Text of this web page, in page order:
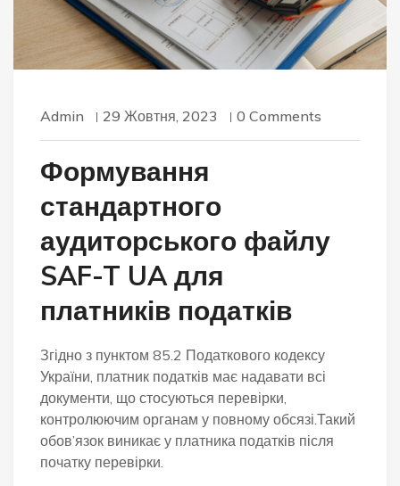
Admin 29 Жовтня, 2023 0 Comments
Формування
стандартного
аудиторського файлу
SAF-T UA для
платників податків
Згідно з пунктом 85.2 Податкового кодексу
України, платник податків має надавати всі
документи, що стосуються перевірки,
контролюючим органам у повному обсязі.Такий
обов’язок виникає у платника податків після
початку перевірки.